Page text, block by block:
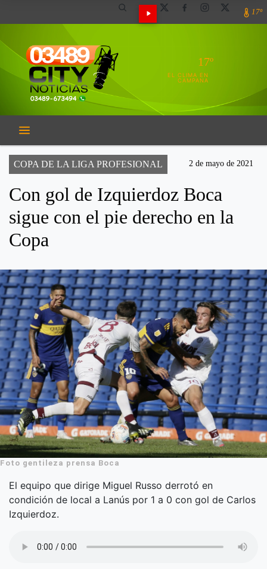
17º
17º
EL CLIMA EN
CAMPANA
COPA DE LA LIGA PROFESIONAL 2 de mayo de 2021
Con gol de Izquierdoz Boca
sigue con el pie derecho en la
Copa
Foto gentileza prensa Boca
El equipo que dirige Miguel Russo derrotó en
condición de local a Lanús por 1 a 0 con gol de Carlos
Izquierdoz.